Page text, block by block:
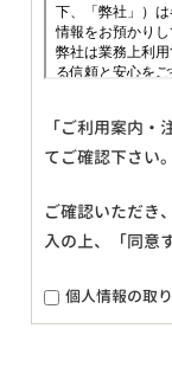
「ご利用案内
てご確認下さい。
ご確認いただき
入の上、「同意
個人情報の取